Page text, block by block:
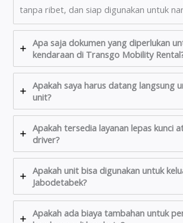
tanpa ribet, dan siap digunakan untuk
Apa saja dokumen yang diperlukan
kendaraan di Transgo Mobility
Apakah saya harus datang langsung
unit?
Apakah tersedia layanan lepas kunci
driver?
Apakah unit bisa digunakan untuk
Jabodetabek?
Apakah ada biaya tambahan untuk